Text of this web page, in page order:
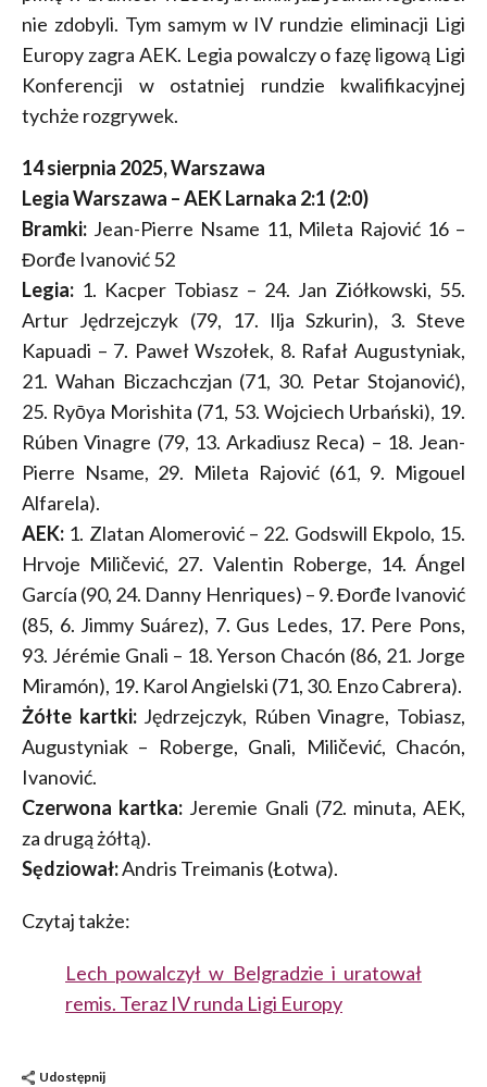
nie zdobyli. Tym samym w IV rundzie eliminacji Ligi
Europy zagra AEK. Legia powalczy o fazę ligową Ligi
Konferencji w ostatniej rundzie kwalifikacyjnej
tychże rozgrywek.
14 sierpnia 2025, Warszawa
Legia Warszawa – AEK Larnaka 2:1 (2:0)
Bramki: Jean-Pierre Nsame 11, Mileta Rajović 16 –
Đorđe Ivanović 52
Legia: 1. Kacper Tobiasz – 24. Jan Ziółkowski, 55.
Artur Jędrzejczyk (79, 17. Ilja Szkurin), 3. Steve
Kapuadi – 7. Paweł Wszołek, 8. Rafał Augustyniak,
21. Wahan Biczachczjan (71, 30. Petar Stojanović),
25. Ryōya Morishita (71, 53. Wojciech Urbański), 19.
Rúben Vinagre (79, 13. Arkadiusz Reca) – 18. Jean-
Pierre Nsame, 29. Mileta Rajović (61, 9. Migouel
Alfarela).
AEK: 1. Zlatan Alomerović – 22. Godswill Ekpolo, 15.
Hrvoje Miličević, 27. Valentin Roberge, 14. Ángel
García (90, 24. Danny Henriques) – 9. Đorđe Ivanović
(85, 6. Jimmy Suárez), 7. Gus Ledes, 17. Pere Pons,
93. Jérémie Gnali – 18. Yerson Chacón (86, 21. Jorge
Miramón), 19. Karol Angielski (71, 30. Enzo Cabrera).
Żółte kartki:Jędrzejczyk, Rúben Vinagre, Tobiasz,
Augustyniak – Roberge, Gnali, Miličević, Chacón,
Ivanović.
Czerwona kartka: Jeremie Gnali (72. minuta, AEK,
za drugą żółtą).
Sędziował:Andris Treimanis (Łotwa).
Czytaj także:
Lech powalczył w Belgradzie i uratował
remis. Teraz IV runda Ligi Europy
Udostępnij